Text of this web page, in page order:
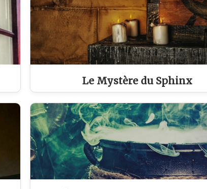
Le Mystère du Sphinx